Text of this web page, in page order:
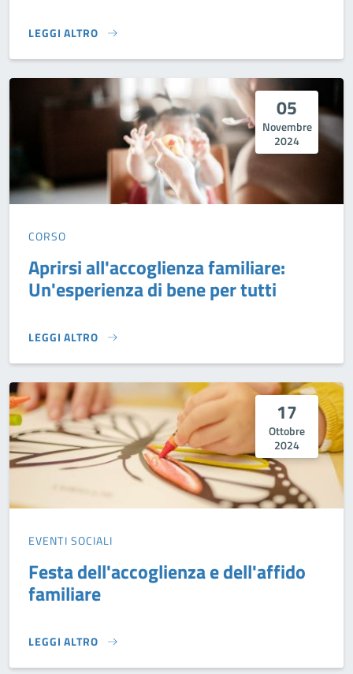
LEGGI ALTRO
APRIRSI ALL'ACCOGLIENZA FAMILIARE: UN'ESPERIENZA DI
05
Novembre
2024
CORSO
Aprirsi all'accoglienza familiare:
Un'esperienza di bene per tutti
LEGGI ALTRO
APRIRSI ALL'ACCOGLIENZA FAMILIARE: UN'ESPERIENZA DI
17
Ottobre
2024
EVENTI SOCIALI
Festa dell'accoglienza e dell'affido
familiare
LEGGI ALTRO
FESTA DELL'ACCOGLIENZA E DELL'AFFIDO FAMILIARE}